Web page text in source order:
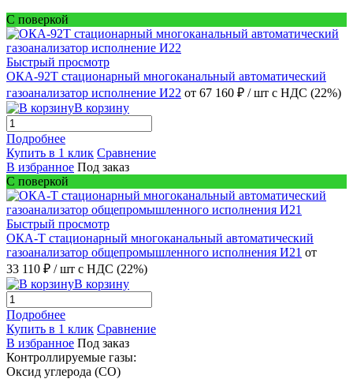
С поверкой
Быстрый просмотр
ОКА-92Т стационарный многоканальный автоматический
газоанализатор исполнение И22 от 67 160 ₽ / шт с НДС (22%)
В корзину
Подробнее
Купить в 1 клик Сравнение
В избранное Под заказ
С поверкой
Быстрый просмотр
ОКА-Т стационарный многоканальный автоматический
газоанализатор общепромышленного исполнения И21 от
33 110 ₽ / шт с НДС (22%)
В корзину
Подробнее
Купить в 1 клик Сравнение
В избранное Под заказ
Контроллируемые газы:
Оксид углерода (CO)